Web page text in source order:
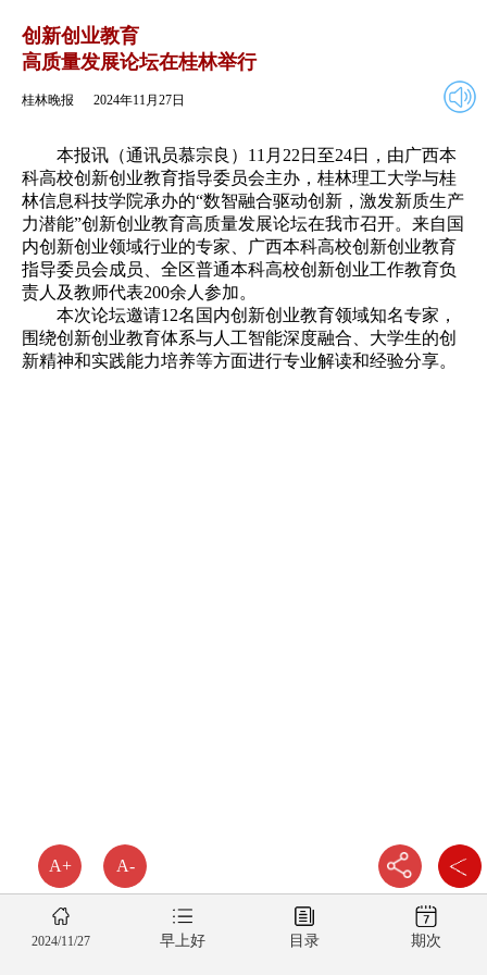
A+ A-
创新创业教育
高质量发展论坛在桂林举行
桂林晚报 2024年11月27日
本报讯（通讯员慕宗良）11月22日至24日，由广西本
科高校创新创业教育指导委员会主办，桂林理工大学与桂
林信息科技学院承办的“数智融合驱动创新，激发新质生产
力潜能”创新创业教育高质量发展论坛在我市召开。来自国
内创新创业领域行业的专家、广西本科高校创新创业教育
指导委员会成员、全区普通本科高校创新创业工作教育负
责人及教师代表200余人参加。
本次论坛邀请12名国内创新创业教育领域知名专家，
围绕创新创业教育体系与人工智能深度融合、大学生的创
新精神和实践能力培养等方面进行专业解读和经验分享。
2024/11/27 早上好 目录 期次